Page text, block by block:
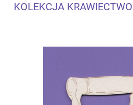
KOLEKCJA KRAWIECTWO